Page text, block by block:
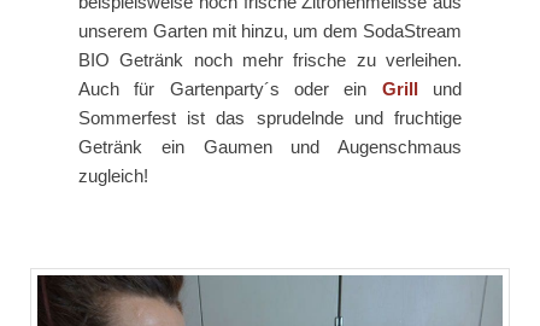
unserem Garten mit hinzu, um dem SodaStream
BIO Getränk noch mehr frische zu verleihen.
Auch für Gartenparty´s oder ein Grill
und
Sommerfest ist das sprudelnde und fruchtige
Getränk ein Gaumen und Augenschmaus
zugleich!